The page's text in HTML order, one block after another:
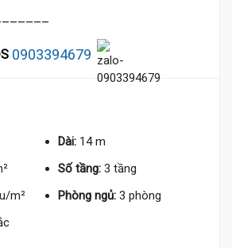
0903394679
Dài: 14 m
Số tầng: 3 tầng
m² Phòng ngủ: 3 phòng